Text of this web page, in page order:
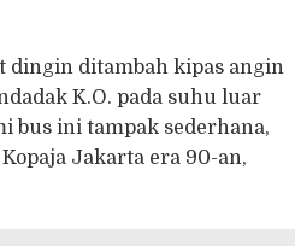
dingin ditambah kipas angin
K.O. pada suhu luar
bus ini tampak sederhana,
Jakarta era 90-an,